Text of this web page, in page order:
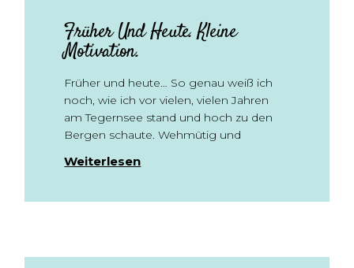
Früher Und Heute. Kleine
Motivation.
Früher und heute… So genau weiß ich
noch, wie ich vor vielen, vielen Jahren
am Tegernsee stand und hoch zu den
Bergen schaute. Wehmütig und
Weiterlesen